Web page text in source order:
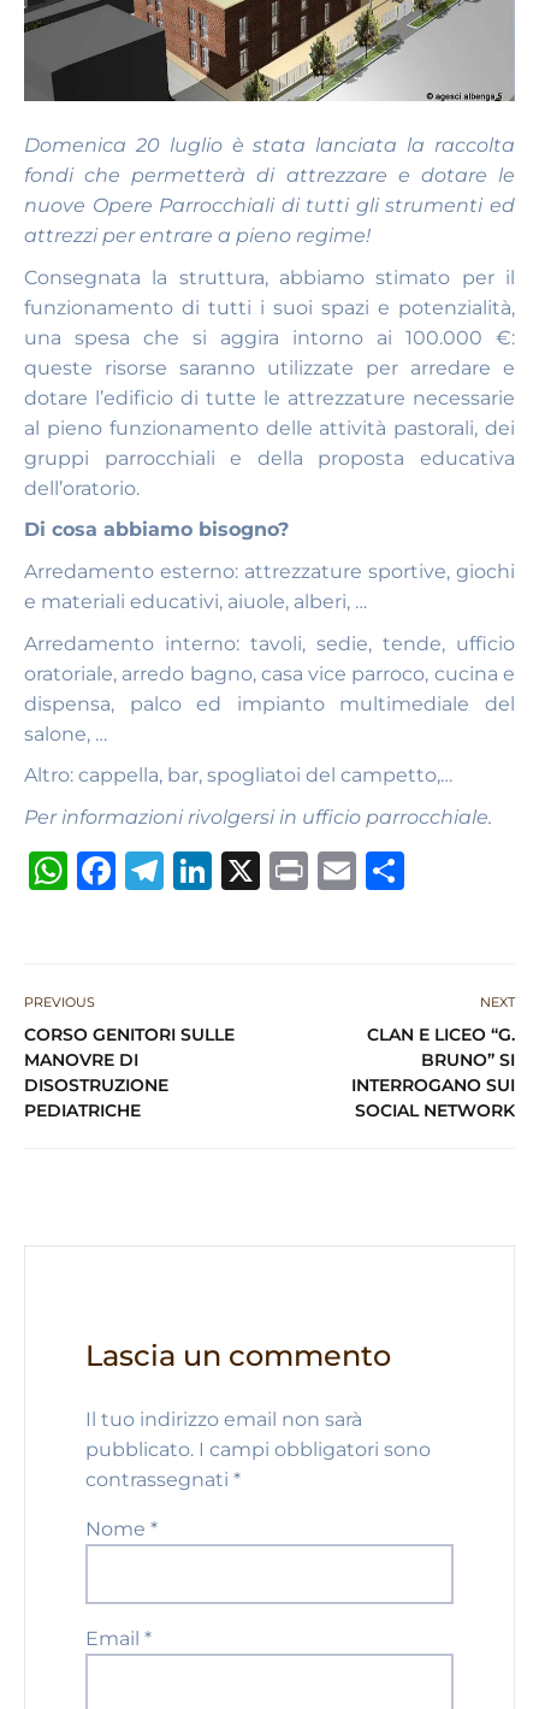
Domenica 20 luglio è stata lanciata la raccolta
fondi che permetterà di attrezzare e dotare le
nuove Opere Parrocchiali di tutti gli strumenti ed
attrezzi per entrare a pieno regime!
Consegnata la struttura, abbiamo stimato per il
funzionamento di tutti i suoi spazi e potenzialità,
una spesa che si aggira intorno ai 100.000 €:
queste risorse saranno utilizzate per arredare e
dotare l’edificio di tutte le attrezzature necessarie
al pieno funzionamento delle attività pastorali, dei
gruppi parrocchiali e della proposta educativa
dell’oratorio.
Di cosa abbiamo bisogno?
Arredamento esterno: attrezzature sportive, giochi
e materiali educativi, aiuole, alberi, …
Arredamento interno: tavoli, sedie, tende, ufficio
oratoriale, arredo bagno, casa vice parroco, cucina e
dispensa, palco ed impianto multimediale del
salone, …
Altro: cappella, bar, spogliatoi del campetto,…
Per informazioni rivolgersi in ufficio parrocchiale.
W
s
A
p
p
F
b
o
o
T
ra
Li
dI
X
P
E
PREVIOUS
CORSO GENITORI SULLE
MANOVRE DI
DISOSTRUZIONE
PEDIATRICHE
NEXT
CLAN E LICEO “G.
BRUNO” SI
INTERROGANO SUI
SOCIAL NETWORK
Lascia un commento
Il tuo indirizzo email non sarà
pubblicato. I campi obbligatori sono
contrassegnati *
Nome *
Email *